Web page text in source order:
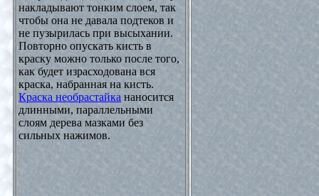
накладывают тонким слоем, так
чтобы она не давала подтеков и
не пузырилась при высыхании.
Повторно опускать кисть в
краску можно только после того,
как будет израсходована вся
краска, набранная на кисть.
Краска необрастайкананосится
длинными, параллельными
слоям дерева мазками без
сильных нажимов.